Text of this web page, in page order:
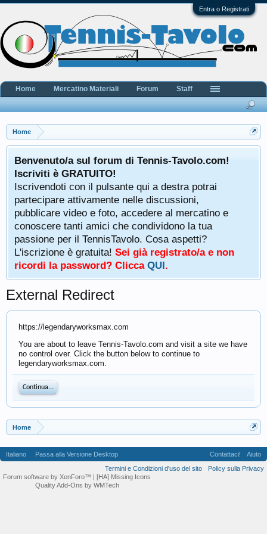
Entra o Registrati
Home
Benvenuto/a sul forum di Tennis-Tavolo.com!
Iscriviti è GRATUITO!
Iscrivendoti con il pulsante qui a destra potrai
partecipare attivamente nelle discussioni,
pubblicare video e foto, accedere al mercatino e
conoscere tanti amici che condividono la tua
passione per il TennisTavolo. Cosa aspetti?
L'iscrizione è gratuita! Sei già registrato/a e non
ricordi la password? Clicca QUI.
External Redirect
https://legendaryworksmax.com
You are about to leave Tennis-Tavolo.com and visit a site we have
no control over. Click the button below to continue to
legendaryworksmax.com.
Continua...
Home
Home Mercatino Materiali Forum Staff
Italiano Passa alla Versione Desktop Contattaci!
Aiuto
Termini e Condizioni d'uso del sito
Policy sulla Privacy
Forum software by XenForo™ | [HA] Missing Icons
Quality Add-Ons by WMTech